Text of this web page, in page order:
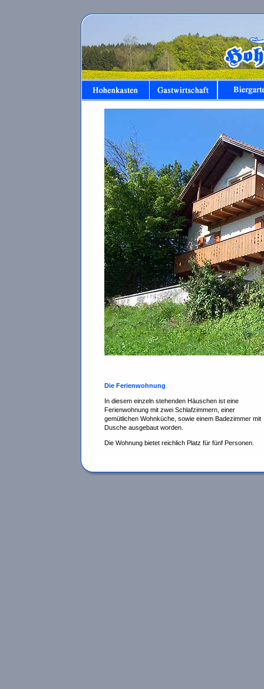
Die Ferienwohnung
In diesem einzeln stehenden Häuschen ist eine
Ferienwohnung mit zwei Schlafzimmern, einer
gemütlichen Wohnküche, sowie einem Badezimmer mit
Dusche ausgebaut worden.
Die Wohnung bietet reichlich Platz für fünf Personen.